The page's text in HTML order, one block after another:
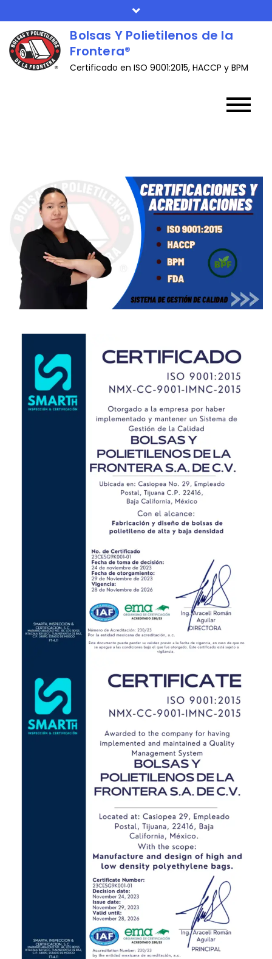
to
content
Bolsas Y Polietilenos de la
Frontera®
Certificado en ISO 9001:2015, HACCP y BPM